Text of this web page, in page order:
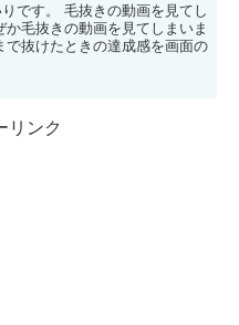
です。 毛抜きの動画を見てし
毛抜きの動画を見てしまいま
抜けたときの達成感を画面の
リンク